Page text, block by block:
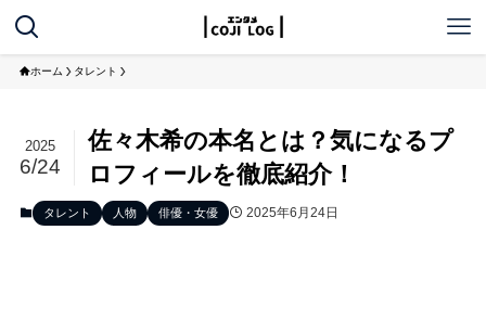
ホーム タレント
佐々木希の本名とは？気になるプ
ロフィールを徹底紹介！
2025
6/24
タレント 人物 俳優・女優 2025年6月24日